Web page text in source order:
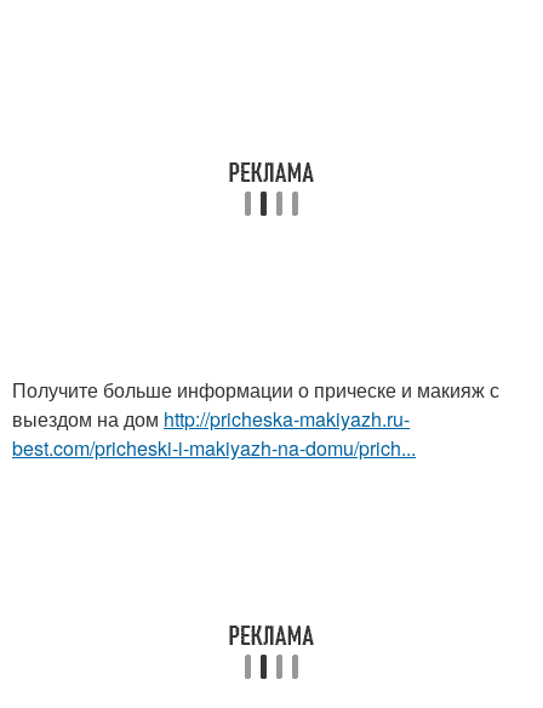
Получите больше информации о прическе и макияж с
выездом на дом http://pricheska-makiyazh.ru-
best.com/pricheski-i-makiyazh-na-domu/prich...